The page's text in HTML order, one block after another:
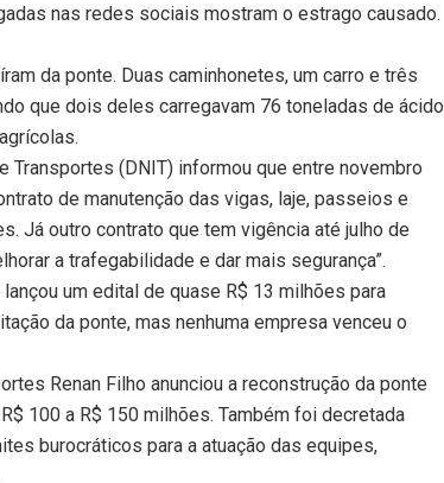
nas redes sociais mostram o estrago causado.
da ponte. Duas caminhonetes, um carro e três
que dois deles carregavam 76 toneladas de ácido
Transportes (DNIT) informou que entre novembro
de manutenção das vigas, laje, passeios e
Já outro contrato que tem vigência até julho de
a trafegabilidade e dar mais segurança”.
um edital de quase R$ 13 milhões para
da ponte, mas nenhuma empresa venceu o
Renan Filho anunciou a reconstrução da ponte
100 a R$ 150 milhões. Também foi decretada
burocráticos para a atuação das equipes,